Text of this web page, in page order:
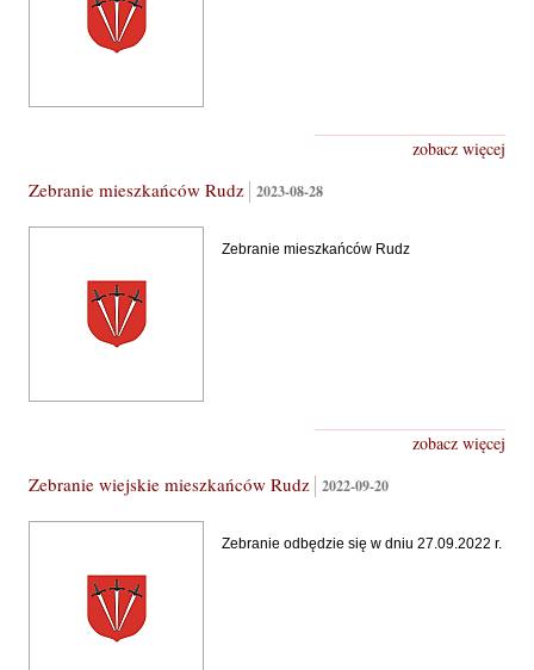
zobacz więcej
Zebranie mieszkańców Rudz 2023-08-28
Zebranie mieszkańców Rudz
zobacz więcej
Zebranie wiejskie mieszkańców Rudz 2022-09-20
Zebranie odbędzie się w dniu 27.09.2022 r.